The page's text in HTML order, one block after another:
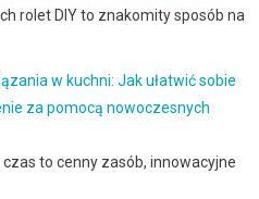
rolet DIY to znakomity sposób na
w kuchni: Jak ułatwić sobie
za pomocą nowoczesnych
to cenny zasób, innowacyjne